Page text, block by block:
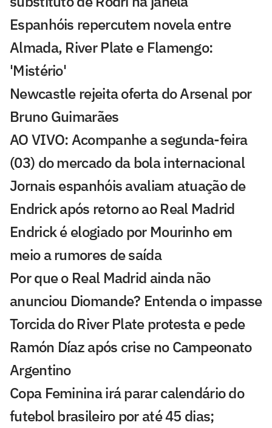
Espanhóis repercutem novela entre
Almada, River Plate e Flamengo:
'Mistério'
Newcastle rejeita oferta do Arsenal por
Bruno Guimarães
AO VIVO: Acompanhe a segunda-feira
(03) do mercado da bola internacional
Jornais espanhóis avaliam atuação de
Endrick após retorno ao Real Madrid
Endrick é elogiado por Mourinho em
meio a rumores de saída
Por que o Real Madrid ainda não
anunciou Diomande? Entenda o impasse
Torcida do River Plate protesta e pede
Ramón Díaz após crise no Campeonato
Argentino
Copa Feminina irá parar calendário do
futebol brasileiro por até 45 dias;